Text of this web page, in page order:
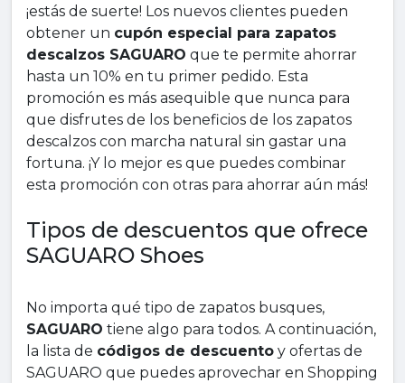
¡estás de suerte! Los nuevos clientes pueden
obtener un cupón especial para zapatos
descalzos SAGUARO que te permite ahorrar
hasta un 10% en tu primer pedido. Esta
promoción es más asequible que nunca para
que disfrutes de los beneficios de los zapatos
descalzos con marcha natural sin gastar una
fortuna. ¡Y lo mejor es que puedes combinar
esta promoción con otras para ahorrar aún más!
Tipos de descuentos que ofrece
SAGUARO Shoes
No importa qué tipo de zapatos busques,
SAGUARO tiene algo para todos. A continuación,
la lista de códigos de descuento y ofertas de
SAGUARO que puedes aprovechar en Shopping